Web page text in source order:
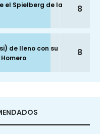
el Spielberg de la
8
de lleno con su
8